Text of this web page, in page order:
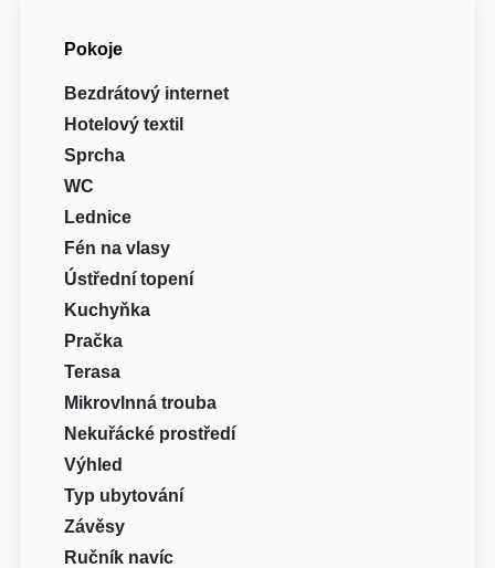
Pokoje
Bezdrátový internet
Hotelový textil
Sprcha
WC
Lednice
Fén na vlasy
Ústřední topení
Kuchyňka
Pračka
Terasa
Mikrovlnná trouba
Nekuřácké prostředí
Výhled
Typ ubytování
Závěsy
Ručník navíc